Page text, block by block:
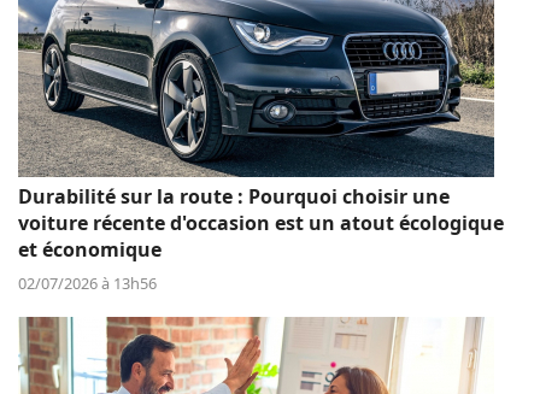
Durabilité sur la route : Pourquoi choisir une
voiture récente d'occasion est un atout écologique
et économique
02/07/2026 à 13h56